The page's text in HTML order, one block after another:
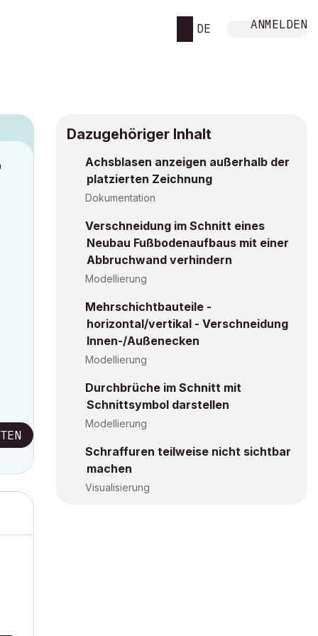
DE ANMELDEN
Dazugehöriger Inhalt
Achsblasen anzeigen außerhalb der
platzierten Zeichnung
Dokumentation
Verschneidung im Schnitt eines
Neubau Fußbodenaufbaus mit einer
Abbruchwand verhindern
Modellierung
Mehrschichtbauteile -
horizontal/vertikal - Verschneidung
Innen-/Außenecken
Modellierung
Durchbrüche im Schnitt mit
Schnittsymbol darstellen
Modellierung
Schraffuren teilweise nicht sichtbar
machen
Visualisierung